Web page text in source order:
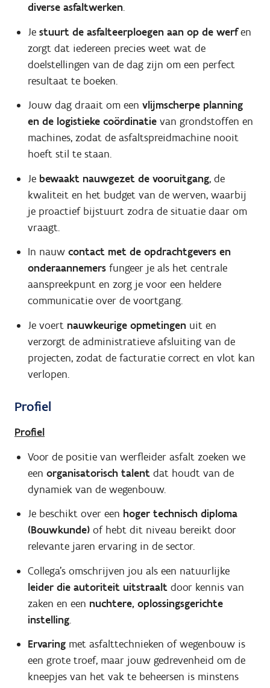
diverse asfaltwerken.
Jestuurt de asfalteerploegen aan op de werfen
zorgt dat iedereen precies weet wat de
doelstellingen van de dag zijn om een perfect
resultaat te boeken.
Jouw dag draait om een vlijmscherpe planning
en de logistieke coördinatievan grondstoffen en
machines, zodat de asfaltspreidmachine nooit
hoeft stil te staan.
Jebewaakt nauwgezet de vooruitgang, de
kwaliteit en het budget van de werven, waarbij
je proactief bijstuurt zodra de situatie daar om
vraagt.
In nauw contact met de opdrachtgevers en
onderaannemersfungeer je als het centrale
aanspreekpunt en zorg je voor een heldere
communicatie over de voortgang.
Je voert nauwkeurige opmetingenuit en
verzorgt de administratieve afsluiting van de
projecten, zodat de facturatie correct en vlot kan
verlopen.
Profiel
Profiel
Voor de positie van werfleider asfalt zoeken we
een organisatorisch talentdat houdt van de
dynamiek van de wegenbouw.
Je beschikt over een hoger technisch diploma
(Bouwkunde)of hebt dit niveau bereikt door
relevante jaren ervaring in de sector.
Collega's omschrijven jou als een natuurlijke
leider die autoriteit uitstraaltdoor kennis van
zaken en een nuchtere, oplossingsgerichte
instelling.
Ervaringmet asfalttechnieken of wegenbouw is
een grote troef, maar jouw gedrevenheid om de
kneepjes van het vak te beheersen is minstens